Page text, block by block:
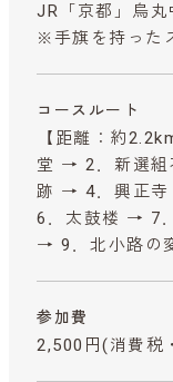
JR「京都」烏
※手旗を持った
コースルート
【距離：約
堂 → 2．新選組
跡 → 4．興正
6．太鼓楼 → 7
→ 9．北小路の
参加費
2,500円 (消費税